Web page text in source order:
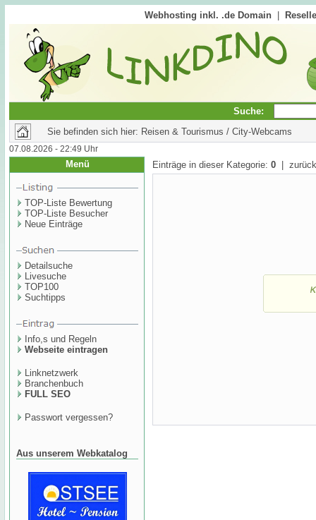
Webhosting inkl. .de Domain
Suche:
Sie befinden sich hier: Reisen & Tourismus / City-Webcams
07.08.2026 - 22:49 Uhr
Menü
TOP-Liste Bewertung
TOP-Liste Besucher
Neue Einträge
Detailsuche
Livesuche
TOP100
Suchtipps
Info,s und Regeln
Webseite eintragen
Linknetzwerk
Branchenbuch
FULL SEO
Passwort vergessen?
Aus unserem Webkatalog
Einträge in dieser Kategorie: 0 |